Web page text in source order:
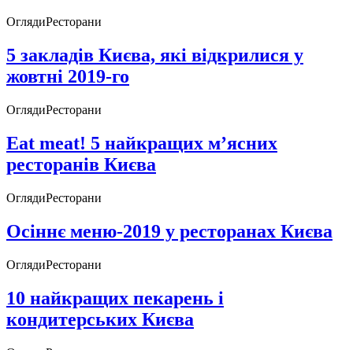
ОглядиРесторани
5 закладів Києва, які відкрилися у
жовтні 2019-го
ОглядиРесторани
Eat meat! 5 найкращих м’ясних
ресторанів Києва
ОглядиРесторани
Осіннє меню-2019 у ресторанах Києва
ОглядиРесторани
10 найкращих пекарень і
кондитерських Києва